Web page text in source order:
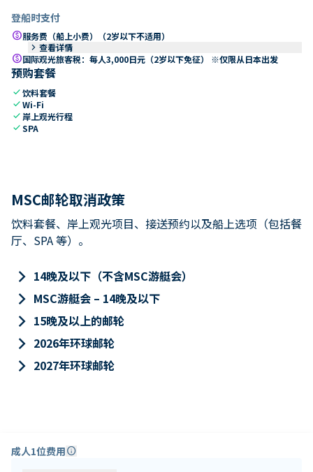
登船时支付
paid服务费（船上小费）（2岁以下不适用）
keyboard_arrow_right 查看详情
paid国际观光旅客税：每人3,000日元（2岁以下免征） ※仅限从日本出发
预购套餐
check饮料套餐
checkWi-Fi
check 岸上观光行程
checkSPA
MSC邮轮取消政策
饮料套餐、岸上观光项目、接送预约以及船上选项（包括餐
厅、SPA 等）。
keyboard_arrow_right 14晚及以下（不含MSC游艇会）
keyboard_arrow_right MSC游艇会 – 14晚及以下
keyboard_arrow_right 15晚及以上的邮轮
keyboard_arrow_right 2026年环球邮轮
keyboard_arrow_right 2027年环球邮轮
成人1位费用info